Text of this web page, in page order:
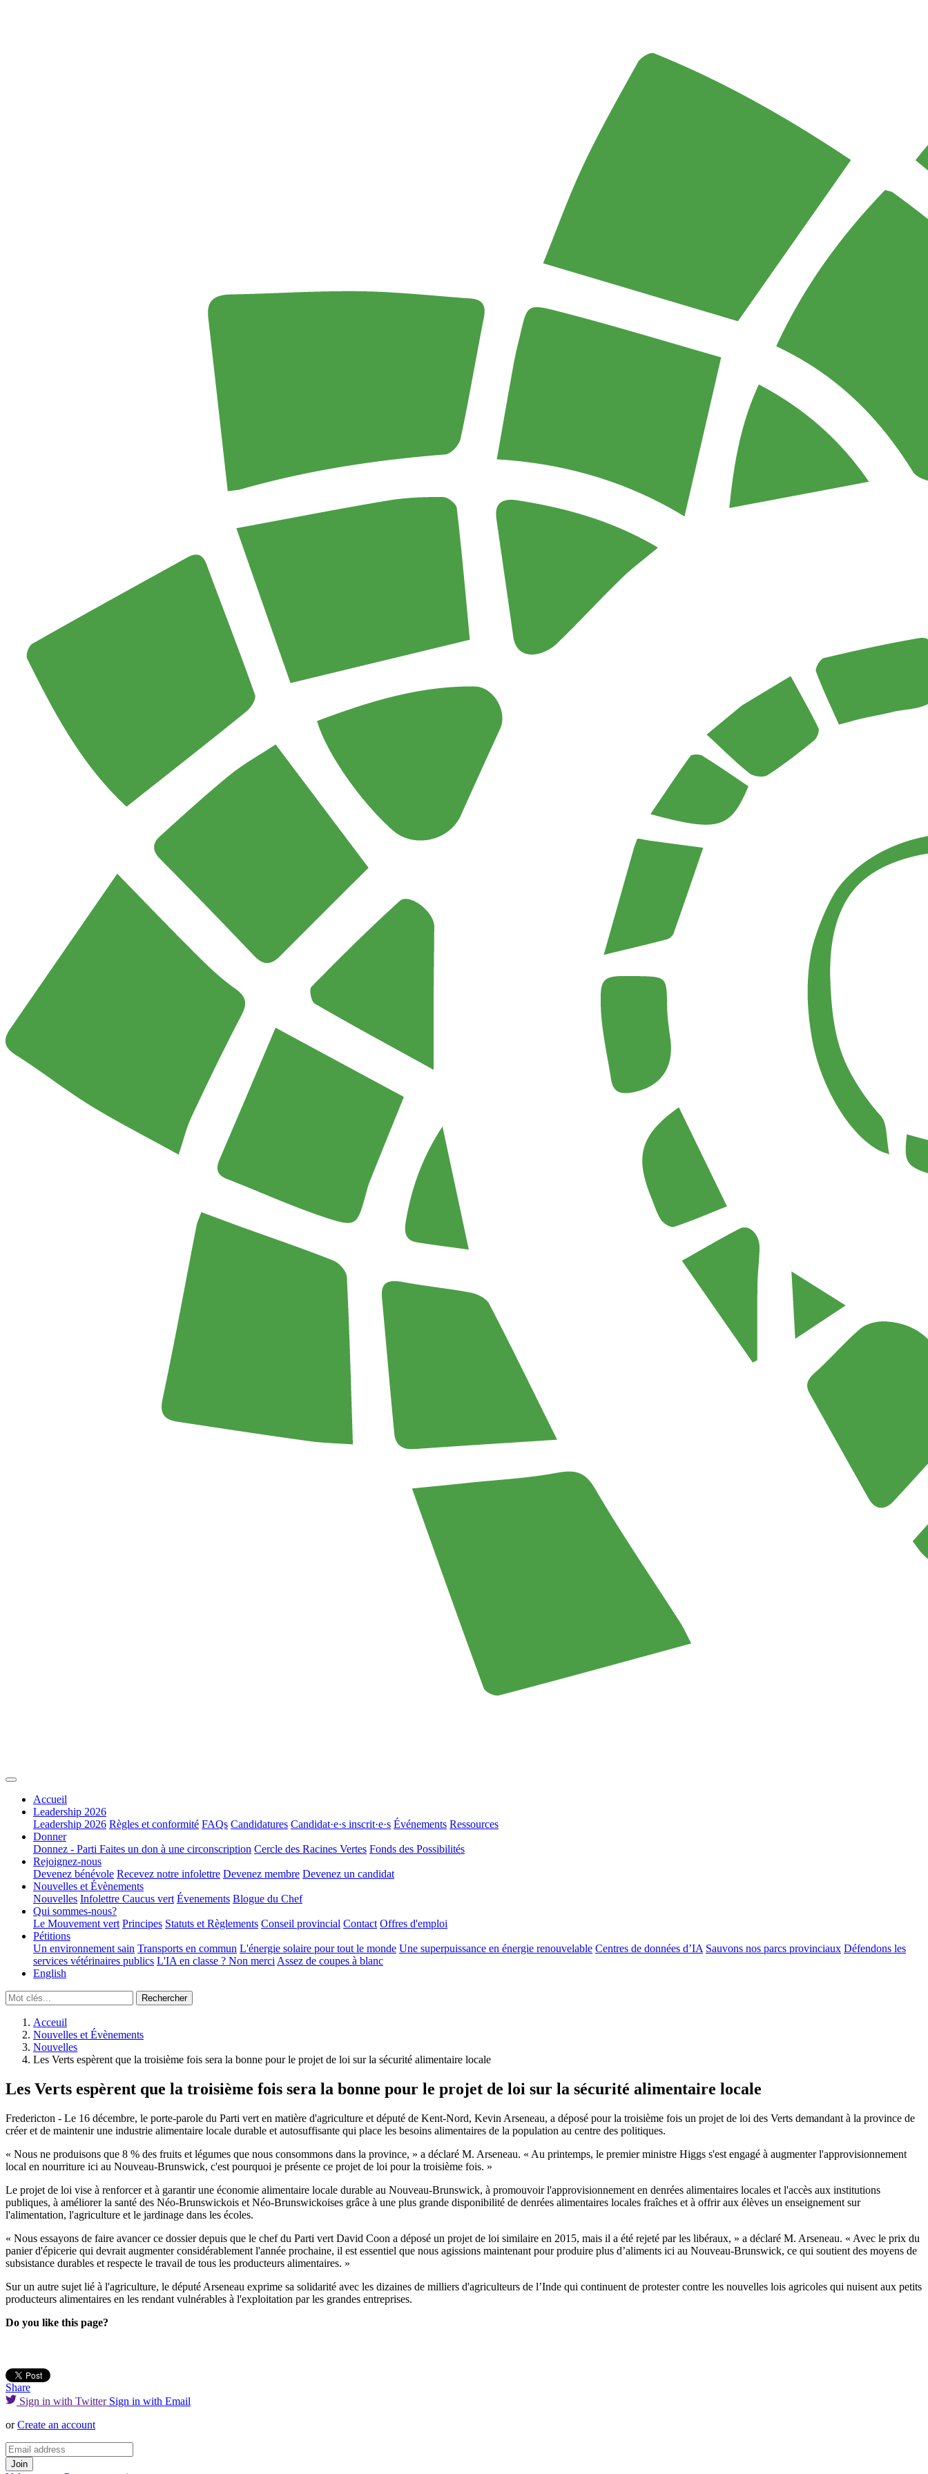
Accueil
Leadership 2026
Leadership 2026 Règles et conformité FAQs Candidatures Candidat·e·s inscrit·e·s Événements Ressources
Donner
Donnez - Parti Faites un don à une circonscription Cercle des Racines Vertes Fonds des Possibilités
Rejoignez-nous
Devenez bénévole Recevez notre infolettre Devenez membre Devenez un candidat
Nouvelles et Évènements
Nouvelles Infolettre Caucus vert Évenements Blogue du Chef
Qui sommes-nous?
Le Mouvement vert Principes Statuts et Règlements Conseil provincial Contact Offres d'emploi
Pétitions
Un environnement sain Transports en commun L'énergie solaire pour tout le monde Une superpuissance en énergie renouvelable Centres de données d’IA Sauvons nos parcs provinciaux Défendons les
services vétérinaires publics L'IA en classe ? Non merci Assez de coupes à blanc
English
Acceuil
Nouvelles et Évènements
Nouvelles
Les Verts espèrent que la troisième fois sera la bonne pour le projet de loi sur la sécurité alimentaire locale
Les Verts espèrent que la troisième fois sera la bonne pour le projet de loi sur la sécurité alimentaire locale
Fredericton - Le 16 décembre, le porte-parole du Parti vert en matière d'agriculture et député de Kent-Nord, Kevin Arseneau, a déposé pour la troisième fois un projet de loi des Verts demandant à la province de
créer et de maintenir une industrie alimentaire locale durable et autosuffisante qui place les besoins alimentaires de la population au centre des politiques.
« Nous ne produisons que 8 % des fruits et légumes que nous consommons dans la province, » a déclaré M. Arseneau. « Au printemps, le premier ministre Higgs s'est engagé à augmenter l'approvisionnement
local en nourriture ici au Nouveau-Brunswick, c'est pourquoi je présente ce projet de loi pour la troisième fois. »
Le projet de loi vise à renforcer et à garantir une économie alimentaire locale durable au Nouveau-Brunswick, à promouvoir l'approvisionnement en denrées alimentaires locales et l'accès aux institutions
publiques, à améliorer la santé des Néo-Brunswickois et Néo-Brunswickoises grâce à une plus grande disponibilité de denrées alimentaires locales fraîches et à offrir aux élèves un enseignement sur
l'alimentation, l'agriculture et le jardinage dans les écoles.
« Nous essayons de faire avancer ce dossier depuis que le chef du Parti vert David Coon a déposé un projet de loi similaire en 2015, mais il a été rejeté par les libéraux, » a déclaré M. Arseneau. « Avec le prix du
panier d'épicerie qui devrait augmenter considérablement l'année prochaine, il est essentiel que nous agissions maintenant pour produire plus d’aliments ici au Nouveau-Brunswick, ce qui soutient des moyens de
subsistance durables et respecte le travail de tous les producteurs alimentaires. »
Sur un autre sujet lié à l'agriculture, le député Arseneau exprime sa solidarité avec les dizaines de milliers d'agriculteurs de l’Inde qui continuent de protester contre les nouvelles lois agricoles qui nuisent aux petits
producteurs alimentaires en les rendant vulnérables à l'exploitation par les grandes entreprises.
Do you like this page?
Share
Sign in with Twitter Sign in with Email
orCreate an account